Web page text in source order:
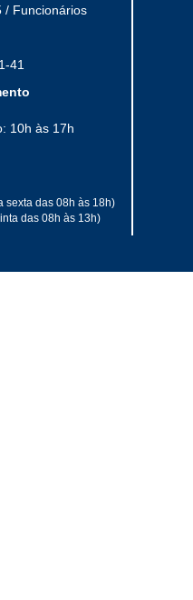
/ Funcionários
41
10h às 17h
sexta das 08h às 18h)
das 08h às 13h)